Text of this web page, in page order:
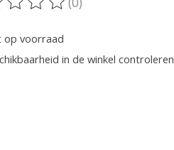
van dit product is
op voorraad
in de winkel controleren